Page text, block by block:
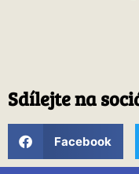
Sdílejte na
Facebook